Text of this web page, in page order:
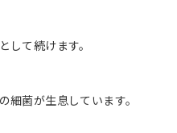
して続けます。
細菌が生息しています。